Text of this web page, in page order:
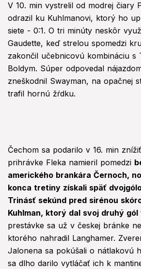
V 10. min vystrelil od modrej čiary
odrazil ku Kuhlmanovi, ktorý ho
siete - 0:1. O tri minúty neskôr
Gaudette, keď strelou spomedzi
zakončil učebnicovú kombináciu s
Boldym. Súper odpovedal
zneškodnil Swayman, na opačnej
trafil hornú žŕdku.
Čechom sa podarilo v 16. min
prihrávke Fleka namieril pomedzi
amerického brankára Černoch,
konca tretiny získali späť
Trinásť sekúnd pred sirénou
Kuhlman, ktorý dal svoj druhý gól
prestávke sa už v českej bránke
ktorého nahradil Langhamer.
Jalonena sa pokúšali o nátlakovú
sa dlho darilo vytláčať ich k